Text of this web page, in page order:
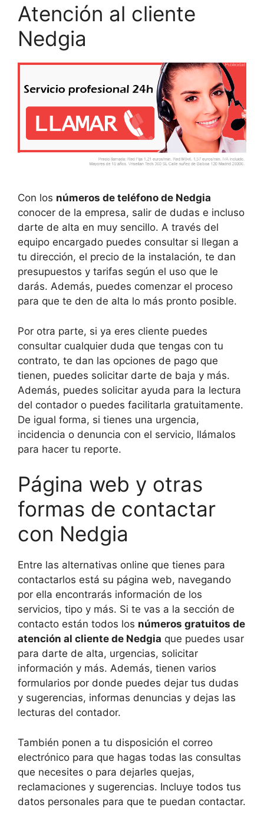
Atención al cliente
Nedgia
Con los números de teléfono de Nedgia
conocer de la empresa, salir de dudas e incluso
darte de alta en muy sencillo. A través del
equipo encargado puedes consultar si llegan a
tu dirección, el precio de la instalación, te dan
presupuestos y tarifas según el uso que le
darás. Además, puedes comenzar el proceso
para que te den de alta lo más pronto posible.
Por otra parte, si ya eres cliente puedes
consultar cualquier duda que tengas con tu
contrato, te dan las opciones de pago que
tienen, puedes solicitar darte de baja y más.
Además, puedes solicitar ayuda para la lectura
del contador o puedes facilitarla gratuitamente.
De igual forma, si tienes una urgencia,
incidencia o denuncia con el servicio, llámalos
para hacer tu reporte.
Página web y otras
formas de contactar
con Nedgia
Entre las alternativas online que tienes para
contactarlos está su página web, navegando
por ella encontrarás información de los
servicios, tipo y más. Si te vas a la sección de
contacto están todos los números gratuitos de
atención al cliente de Nedgia que puedes usar
para darte de alta, urgencias, solicitar
información y más. Además, tienen varios
formularios por donde puedes dejar tus dudas
y sugerencias, informas denuncias y dejas las
lecturas del contador.
También ponen a tu disposición el correo
electrónico para que hagas todas las consultas
que necesites o para dejarles quejas,
reclamaciones y sugerencias. Incluye todos tus
datos personales para que te puedan contactar.